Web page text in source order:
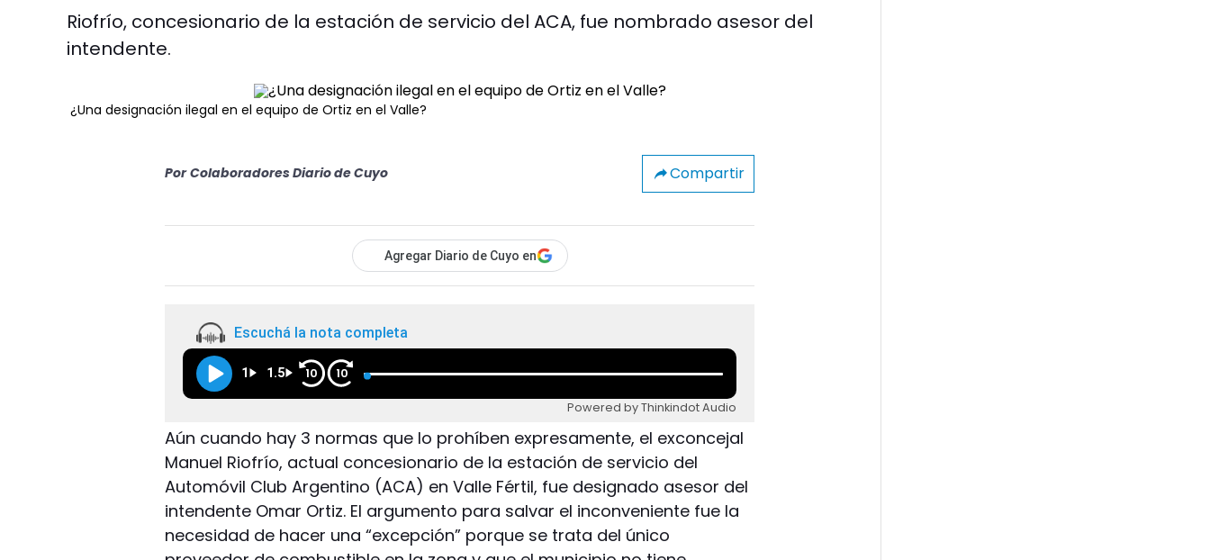
Riofrío, concesionario de la estación de servicio del ACA, fue nombrado asesor del
intendente.
¿Una designación ilegal en el equipo de Ortiz en el Valle?
Por Colaboradores Diario de Cuyo Compartir
Agregar Diario de Cuyo en
Escuchá la nota completa
1 1.5 10 10
Powered by Thinkindot Audio
Aún cuando hay 3 normas que lo prohíben expresamente, el exconcejal
Manuel Riofrío, actual concesionario de la estación de servicio del
Automóvil Club Argentino (ACA) en Valle Fértil, fue designado asesor del
intendente Omar Ortiz. El argumento para salvar el inconveniente fue la
necesidad de hacer una “excepción” porque se trata del único